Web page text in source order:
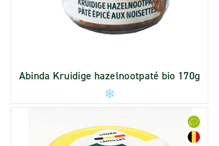
Abinda Kruidige hazelnootpaté bio 170g